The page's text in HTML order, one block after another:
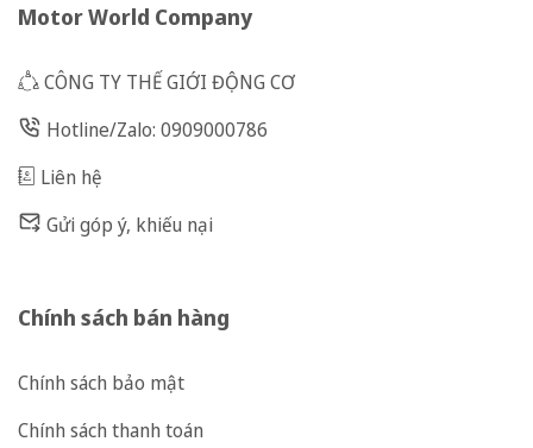
Motor World Company
CÔNG TY THẾ GIỚI ĐỘNG CƠ
Hotline/Zalo: 0909000786
Liên hệ
Gửi góp ý, khiếu nại
Chính sách bán hàng
Chính sách bảo mật
Chính sách thanh toán